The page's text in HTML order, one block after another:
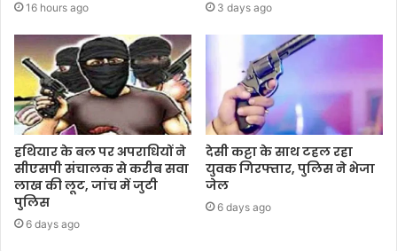
16 hours ago 3 days ago
हथियार के बल पर अपराधियों ने
सीएसपी संचालक से करीब सवा
लाख की लूट, जांच में जुटी
पुलिस
6 days ago
देसी कट्टा के साथ टहल रहा
युवक गिरफ्तार, पुलिस ने भेजा
जेल
6 days ago